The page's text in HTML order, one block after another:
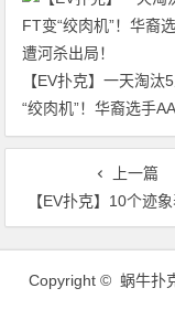
【EV扑克】一天淘汰
“绞肉机”！华裔选手
出局！
上一篇
【EV扑克】10个迹象表明你遇到了难对付的“
文
Copyright © 蜗牛扑